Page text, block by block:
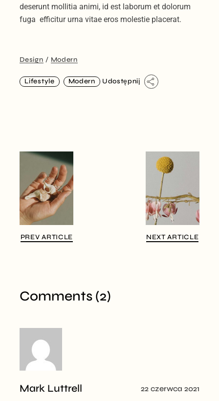
deserunt mollitia animi, id est laborum et dolorum
fuga efficitur urna vitae eros molestie placerat.
Design Modern
Lifestyle Modern Udostępnij
PREV ARTICLE NEXT ARTICLE
Comments (2)
Mark Luttrell 22 czerwca 2021